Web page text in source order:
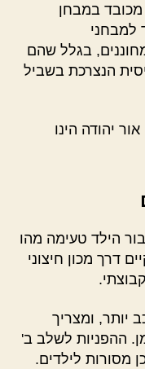
מכובד במבחן
למבחני
בגלל שהם
הנצרכת בשביל
יהודה הינו
הילד טעימה מהו
דרך מכון חיצוני
יותר, ומצריך
ההפניות לשלב ב'
מסורות לילדים.